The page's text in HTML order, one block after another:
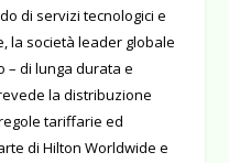
di servizi tecnologici e
la società leader globale
– di lunga durata e
la distribuzione
tariffarie ed
di Hilton Worldwide e